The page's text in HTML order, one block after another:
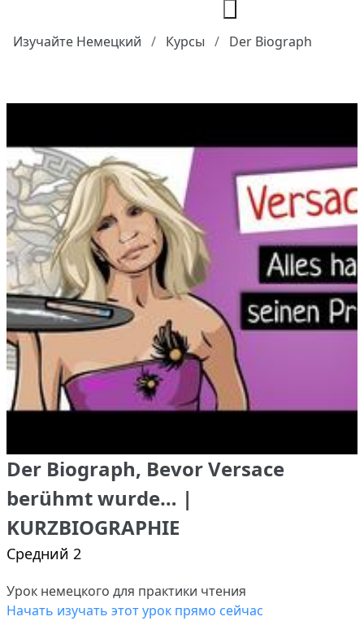
Изучайте Немецкий Курсы Der Biograph
Der Biograph, Bevor Versace
berühmt wurde… |
KURZBIOGRAPHIE
Средний 2
Урок немецкого для практики чтения
Начать изучать этот урок прямо сейчас